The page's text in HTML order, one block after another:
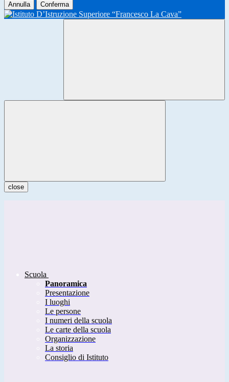
Annulla Conferma
close
Scuola
Panoramica
Presentazione
I luoghi
Le persone
I numeri della scuola
Le carte della scuola
Organizzazione
La storia
Consiglio di Istituto